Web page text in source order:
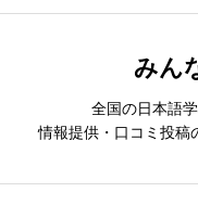
Academy
現在クチ
みん
全国の日本語
情報提供・口コミ投稿